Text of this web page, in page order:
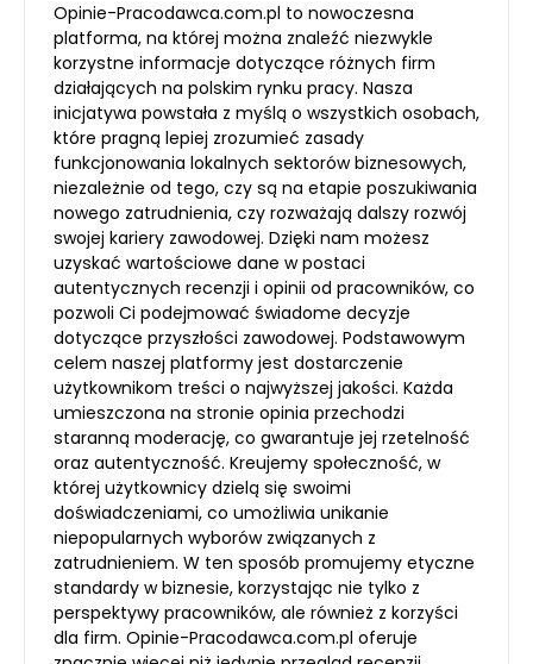
Opinie-Pracodawca.com.pl to nowoczesna
platforma, na której można znaleźć niezwykle
korzystne informacje dotyczące różnych firm
działających na polskim rynku pracy. Nasza
inicjatywa powstała z myślą o wszystkich osobach,
które pragną lepiej zrozumieć zasady
funkcjonowania lokalnych sektorów biznesowych,
niezależnie od tego, czy są na etapie poszukiwania
nowego zatrudnienia, czy rozważają dalszy rozwój
swojej kariery zawodowej. Dzięki nam możesz
uzyskać wartościowe dane w postaci
autentycznych recenzji i opinii od pracowników, co
pozwoli Ci podejmować świadome decyzje
dotyczące przyszłości zawodowej. Podstawowym
celem naszej platformy jest dostarczenie
użytkownikom treści o najwyższej jakości. Każda
umieszczona na stronie opinia przechodzi
staranną moderację, co gwarantuje jej rzetelność
oraz autentyczność. Kreujemy społeczność, w
której użytkownicy dzielą się swoimi
doświadczeniami, co umożliwia unikanie
niepopularnych wyborów związanych z
zatrudnieniem. W ten sposób promujemy etyczne
standardy w biznesie, korzystając nie tylko z
perspektywy pracowników, ale również z korzyści
dla firm. Opinie-Pracodawca.com.pl oferuje